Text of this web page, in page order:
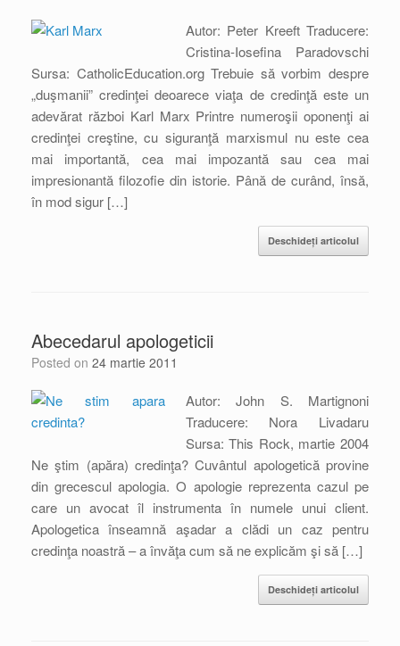
Autor: Peter Kreeft Traducere:
Cristina-Iosefina Paradovschi
Sursa: CatholicEducation.org Trebuie să vorbim despre
„duşmanii” credinţei deoarece viaţa de credinţă este un
adevărat război Karl Marx Printre numeroşii oponenţi ai
credinţei creştine, cu siguranţă marxismul nu este cea
mai importantă, cea mai impozantă sau cea mai
impresionantă filozofie din istorie. Până de curând, însă,
în mod sigur […]
Deschideți articolul
Abecedarul apologeticii
Posted on 24 martie 2011
Autor: John S. Martignoni
Traducere: Nora Livadaru
Sursa: This Rock, martie 2004
Ne ştim (apăra) credinţa? Cuvântul apologetică provine
din grecescul apologia. O apologie reprezenta cazul pe
care un avocat îl instrumenta în numele unui client.
Apologetica înseamnă aşadar a clădi un caz pentru
credinţa noastră – a învăţa cum să ne explicăm şi să […]
Deschideți articolul